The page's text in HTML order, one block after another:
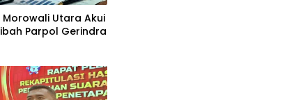
Morowali Utara Akui
Parpol Gerindra